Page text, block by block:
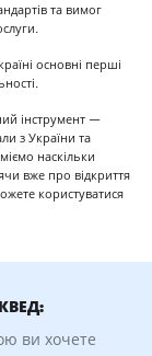
та вимог
основні перші
інструмент —
з України та
наскільки
вже про відкриття
користуватися
ви хочете